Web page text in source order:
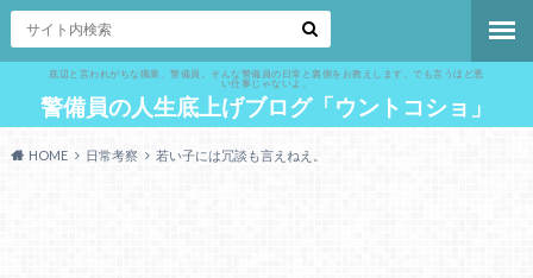
底辺と言われがちな職業、警備員。そんな警備員の日常と裏側をお教えします。でも言うほど悪
い仕事じゃないよ。
警備員の人生底上げブログ「ウントコショ」
HOME 日常考察 若い子には冗談も言えねえ。